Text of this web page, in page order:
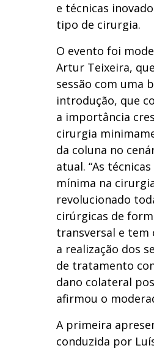
e técnicas
tipo de cirurgia.
O evento foi
Artur Teixeira,
sessão com uma
introdução, que
a importância
cirurgia
da coluna no
atual. “As
mínima na
revolucionado
cirúrgicas de
transversal e tem
a realização dos
de tratamento
dano colateral
afirmou o
A primeira
conduzida por